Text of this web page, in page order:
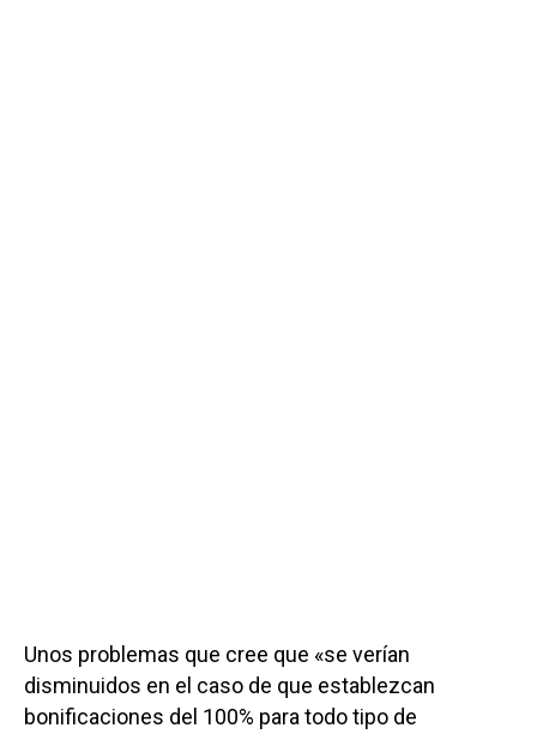
Unos problemas que cree que «se verían
disminuidos en el caso de que establezcan
bonificaciones del 100% para todo tipo de